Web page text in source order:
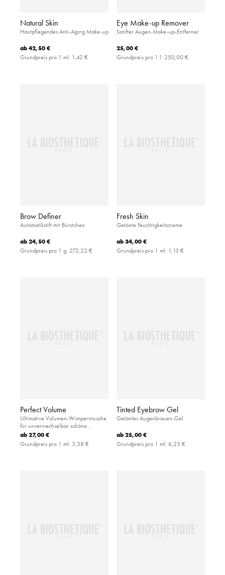
Natural Skin
Hautpflegendes Anti-Aging Make-up
ab42,50 €
Grundpreis pro 1 ml: 1,42 €
Eye Make-up Remover
Sanfter Augen-Make-up-Entferner
25,00 €
Grundpreis pro 1 l: 250,00 €
Brow Definer
Automatikstift mit Bürstchen
ab24,50 €
Grundpreis pro 1 g: 272,22 €
Fresh Skin
Getönte Feuchtigkeitscreme
ab34,00 €
Grundpreis pro 1 ml: 1,13 €
Perfect Volume
Ultimative Volumen-Wimperntusche
für unverwechselbar schöne
Wimpern
ab27,00 €
Grundpreis pro 1 ml: 3,38 €
Tinted Eyebrow Gel
Getöntes Augenbrauen-Gel
ab25,00 €
Grundpreis pro 1 ml: 6,25 €